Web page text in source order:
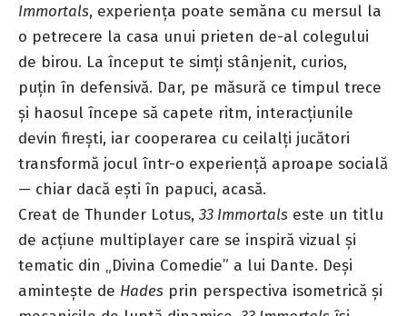
Immortals, experiența poate semăna cu mersul la
o petrecere la casa unui prieten de-al colegului
de birou. La început te simți stânjenit, curios,
puțin în defensivă. Dar, pe măsură ce timpul trece
și haosul începe să capete ritm, interacțiunile
devin firești, iar cooperarea cu ceilalți jucători
transformă jocul într-o experiență aproape socială
— chiar dacă ești în papuci, acasă.
Creat de Thunder Lotus, 33 Immortals este un titlu
de acțiune multiplayer care se inspiră vizual și
tematic din „Divina Comedie” a lui Dante. Deși
amintește de Hades prin perspectiva isometrică și